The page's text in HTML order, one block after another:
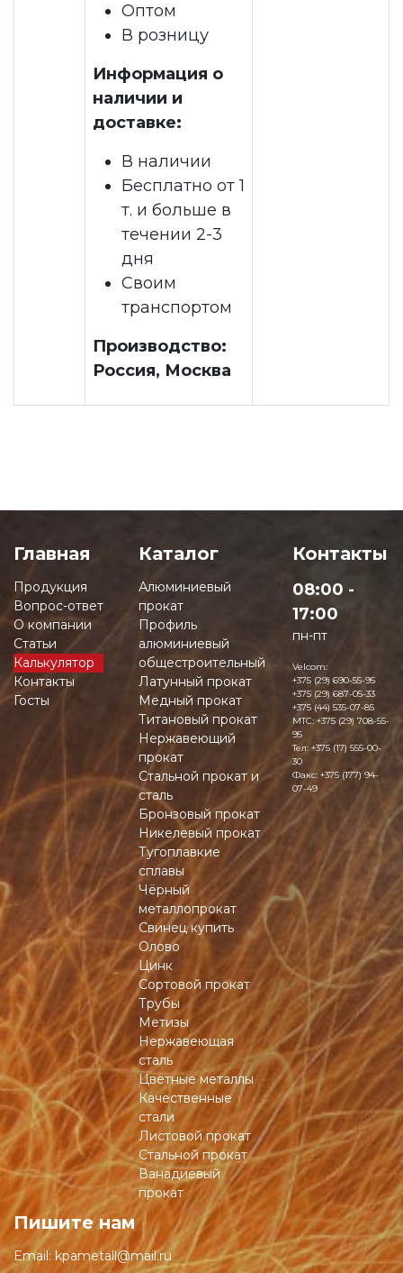
Оптом
В розницу
Информация о
наличии и
доставке:
В наличии
Бесплатно от 1
т. и больше в
течении 2-3
дня
Своим
транспортом
Производство:
Россия, Москва
Главная
Продукция
Вопрос-ответ
О компании
Статьи
Калькулятор
Контакты
Госты
Каталог
Алюминиевый
прокат
Профиль
алюминиевый
общестроительный
Латунный прокат
Медный прокат
Титановый прокат
Нержавеющий
прокат
Стальной прокат и
сталь
Бронзовый прокат
Никелевый прокат
Тугоплавкие
сплавы
Чёрный
металлопрокат
Свинец купить
Олово
Цинк
Сортовой прокат
Трубы
Метизы
Нержавеющая
сталь
Цветные металлы
Качественные
стали
Листовой прокат
Стальной прокат
Ванадиевый
прокат
Контакты
08:00 -
17:00
пн-пт
Velcom:
+375 (29) 690-55-95
+375 (29) 687-05-33
+375 (44) 535-07-85
MTC:+375 (29) 708-55-
95
Тел: +375 (17) 555-00-
30
Факс: +375 (177) 94-
07-49
Пишите нам
Email: kpametall@mail.ru